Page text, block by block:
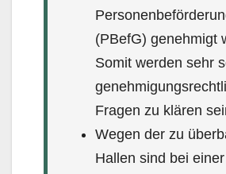
(PBefG) genehmigt
So­mit werden sehr
Fragen zu klären
Wegen der zu
Hallen sind bei einer